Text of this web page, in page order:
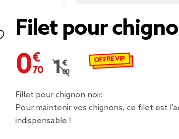
Filet pour
0,70 €
Prix remisé de 1,00 € à
1,00 €
OFFRE VIP
Fillet pour chignon noir.
Pour maintenir vos chignons, ce filet est
indispensable !